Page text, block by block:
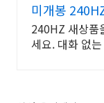
미개봉
최대 브랜드
240HZ 새상품
세요. 대화 없